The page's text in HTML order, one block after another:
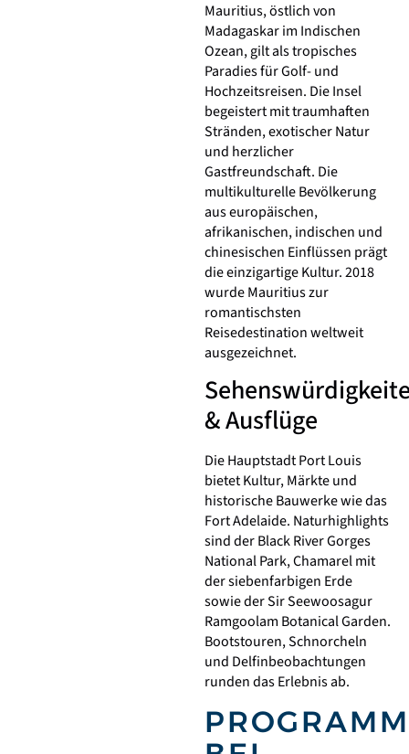
Mauritius, östlich von
Madagaskar im Indischen
Ozean, gilt als tropisches
Paradies für Golf- und
Hochzeitsreisen. Die Insel
begeistert mit traumhaften
Stränden, exotischer Natur
und herzlicher
Gastfreundschaft. Die
multikulturelle Bevölkerung
aus europäischen,
afrikanischen, indischen und
chinesischen Einflüssen prägt
die einzigartige Kultur. 2018
wurde Mauritius zur
romantischsten
Reisedestination weltweit
ausgezeichnet.
& Ausflüge
Die HauptstadtPort Louis
bietet Kultur, Märkte und
historische Bauwerke wie das
Fort Adelaide. Naturhighlights
sind derBlack River Gorges
National Park, Chamarel mit
der siebenfarbigen Erde
sowie derSir Seewoosagur
Ramgoolam Botanical Garden.
Bootstouren, Schnorcheln
und Delfinbeobachtungen
runden das Erlebnis ab.
PROGRAMM